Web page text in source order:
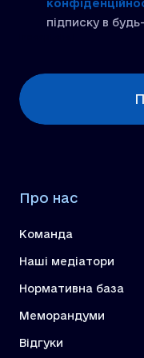
підписку в
Про нас
Команда
Наші медіатори
Нормативна база
Меморандуми
Відгуки